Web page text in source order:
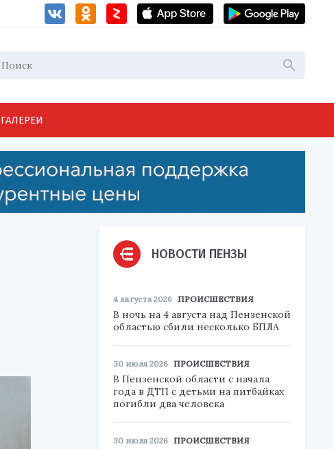
ГАЛЕРЕИ
НОВОСТИ ПЕНЗЫ
4 августа 2026 ПРОИСШЕСТВИЯ
В ночь на 4 августа над Пензенской
областью сбили несколько БПЛА
30 июля 2026 ПРОИСШЕСТВИЯ
В Пензенской области с начала
года в ДТП с детьми на питбайках
погибли два человека
30 июля 2026 ПРОИСШЕСТВИЯ